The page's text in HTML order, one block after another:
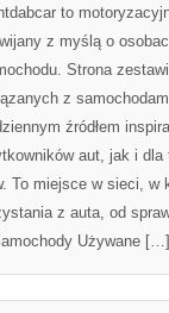
to
z myślą o
Strona
z
źródłem
aut, jak i
To miejsce w sieci, w
z auta, od
Używane […]